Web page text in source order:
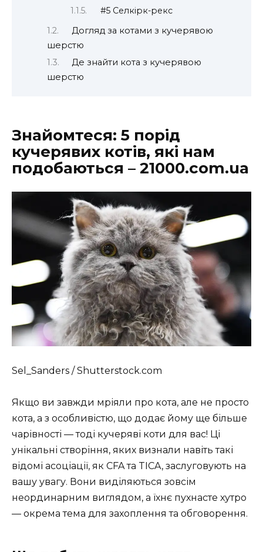
#5 Селкірк-рекс
Догляд за котами з кучерявою
шерстю
Де знайти кота з кучерявою
шерстю
Знайомтеся: 5 порід
кучерявих котів, які нам
подобаються – 21000.com.ua
Sel_Sanders / Shutterstock.com
Якщо ви завжди мріяли про кота, але не просто
кота, а з особливістю, що додає йому ще більше
чарівності — тоді кучеряві коти для вас! Ці
унікальні створіння, яких визнали навіть такі
відомі асоціації, як CFA та TICA, заслуговують на
вашу увагу. Вони виділяються зовсім
неординарним виглядом, а їхнє пухнасте хутро
— окрема тема для захоплення та обговорення.